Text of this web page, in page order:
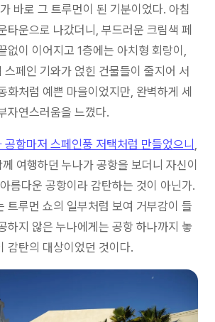
바로 그 트루먼이 된 기분이었다. 아침
타운으로 나갔더니, 부드러운 크림색 페
없이 이어지고 1층에는 아치형 회랑이,
스페인 기와가 얹힌 건물들이 줄지어 서
화처럼 예쁜 마을이었지만, 완벽하게 세
자연스러움을 느꼈다.
공항마저 스페인풍 저택처럼 만들었으니
여행하던 누나가 공항을 보더니 자신이
름다운 공항이라 감탄하는 것이 아닌가.
트루먼 쇼의 일부처럼 보여 거부감이 들
하지 않은 누나에게는 공항 하나까지 놓
감탄의 대상이었던 것이다.